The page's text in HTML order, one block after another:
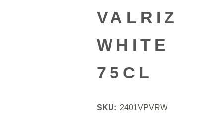
VALRIZ
WHITE
75CL
SKU: 2401VPVRW